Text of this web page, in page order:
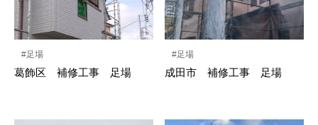
#足場
葛飾区 補修工事 足場
#足場
成田市 補修工事 足場